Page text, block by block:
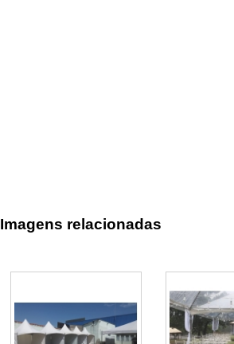
Imagens relacionadas